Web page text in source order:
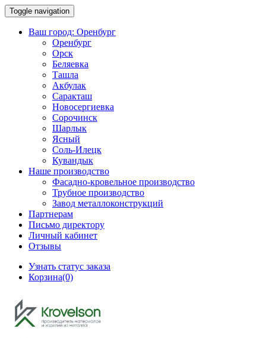
Toggle navigation
Ваш город: Оренбург
Оренбург
Орск
Беляевка
Ташла
Акбулак
Саракташ
Новосергиевка
Сорочинск
Шарлык
Ясный
Соль-Илецк
Кувандык
Наше производство
Фасадно-кровельное производство
Трубное производство
Завод металлоконструкций
Партнерам
Письмо директору
Личный кабинет
Отзывы
Узнать статус заказа
Корзина(0)